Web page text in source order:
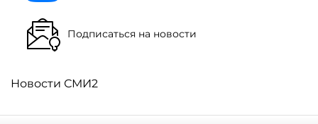
Подписаться на новости
Новости СМИ2